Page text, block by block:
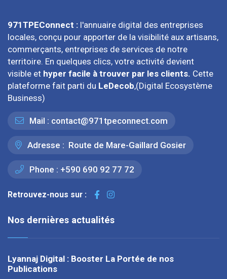
971TPEConnect : l'annuaire digital des entreprises
locales, conçu pour apporter de la visibilité aux artisans,
commerçants, entreprises de services de notre
territoire. En quelques clics, votre activité devient
visible et hyper facile à trouver par les clients. Cette
plateforme fait parti du LeDecob,(Digital Ecosystème
Business)
Mail : contact@971tpeconnect.com
Adresse : Route de Mare-Gaillard Gosier
Phone : +590 690 92 77 72
Retrouvez-nous sur :
Nos dernières actualités
Lyannaj Digital : Booster La Portée de nos
Publications